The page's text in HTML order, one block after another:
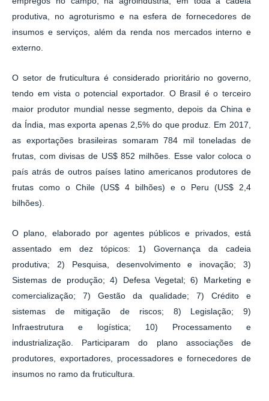
produtiva, no agroturismo e na esfera de fornecedores de
insumos e serviços, além da renda nos mercados interno e
externo.
O setor de fruticultura é considerado prioritário no governo,
tendo em vista o potencial exportador. O Brasil é o terceiro
maior produtor mundial nesse segmento, depois da China e
da Índia, mas exporta apenas 2,5% do que produz. Em 2017,
as exportações brasileiras somaram 784 mil toneladas de
frutas, com divisas de US$ 852 milhões. Esse valor coloca o
país atrás de outros países latino americanos produtores de
frutas como o Chile (US$ 4 bilhões) e o Peru (US$ 2,4
bilhões).
O plano, elaborado por agentes públicos e privados, está
assentado em dez tópicos: 1) Governança da cadeia
produtiva; 2) Pesquisa, desenvolvimento e inovação; 3)
Sistemas de produção; 4) Defesa Vegetal; 6) Marketing e
comercialização; 7) Gestão da qualidade; 7) Crédito e
sistemas de mitigação de riscos; 8) Legislação; 9)
Infraestrutura e logística; 10) Processamento e
industrialização. Participaram do plano associações de
produtores, exportadores, processadores e fornecedores de
insumos no ramo da fruticultura.